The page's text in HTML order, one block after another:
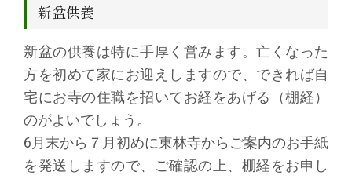
新盆供養
新盆の供養は特に手厚く営みます。亡くなった
方を初めて家にお迎えしますので、できれば自
宅にお寺の住職を招いてお経をあげる（棚経）
のがよいでしょう。
6月末から７月初めに東林寺からご案内のお手紙
を発送しますので、ご確認の上、棚経をお申し